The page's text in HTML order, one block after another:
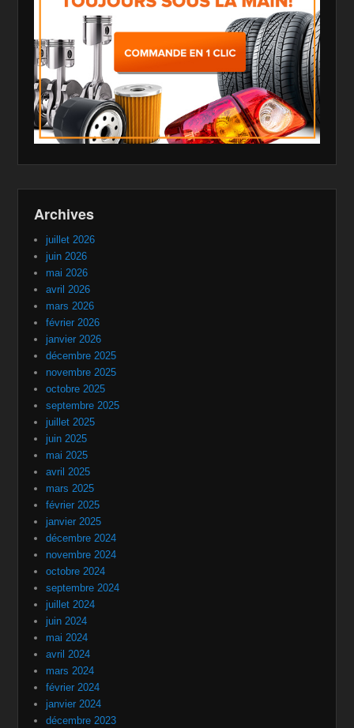
Archives
juillet 2026
juin 2026
mai 2026
avril 2026
mars 2026
février 2026
janvier 2026
décembre 2025
novembre 2025
octobre 2025
septembre 2025
juillet 2025
juin 2025
mai 2025
avril 2025
mars 2025
février 2025
janvier 2025
décembre 2024
novembre 2024
octobre 2024
septembre 2024
juillet 2024
juin 2024
mai 2024
avril 2024
mars 2024
février 2024
janvier 2024
décembre 2023